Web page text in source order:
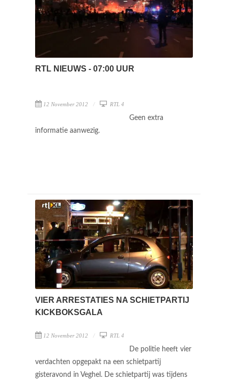
RTL NIEUWS - 07:00 UUR
12 November 2012 RTL 4
Geen extra
informatie aanwezig.
VIER ARRESTATIES NA SCHIETPARTIJ
KICKBOKSGALA
12 November 2012 RTL 4
De politie heeft vier
verdachten opgepakt na een schietpartij
gisteravond in Veghel. De schietpartij was tijdens